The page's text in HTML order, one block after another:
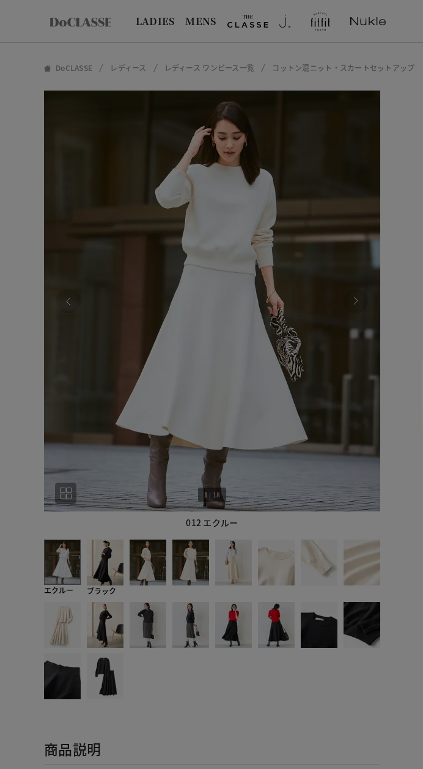
LADIES MENS
DoCLASSE レディース レディース ワンピース一覧 コットン混ニット・スカートセットアップ
012 エクルー
1 | 18
エクルー ブラック
商品説明